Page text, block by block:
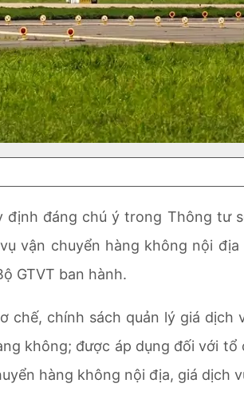
đáng chú ý trong Thông tư
vận chuyển hàng không nội
GTVT ban hành.
chế, chính sách quản lý giá dịch
không; được áp dụng đối với
hàng không nội địa, giá dịch